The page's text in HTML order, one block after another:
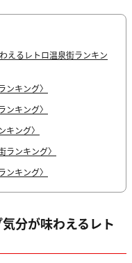
えるレトロ温泉街ランキン
キング〉
キング〉
ング〉
ンキング〉
キング〉
分が味わえるレト